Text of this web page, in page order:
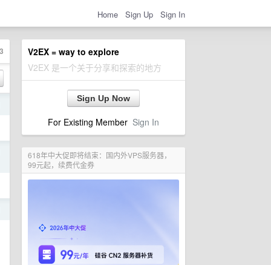
Home Sign Up Sign In
V2EX = way to explore
V2EX 是一个关于分享和探索的地方
Sign Up Now
For Existing Member Sign In
618年中大促即将结束：国内外VPS服务器，
99元起，续费代金券